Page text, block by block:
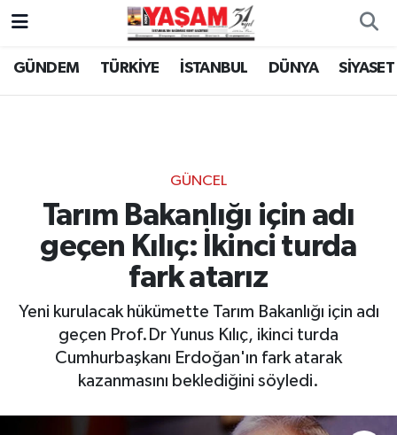
GÜNDEM TÜRKİYE İSTANBUL DÜNYA SİYASET
GÜNCEL
Tarım Bakanlığı için adı
geçen Kılıç: İkinci turda
fark atarız
Yeni kurulacak hükümette Tarım Bakanlığı için adı
geçen Prof.Dr Yunus Kılıç, ikinci turda
Cumhurbaşkanı Erdoğan'ın fark atarak
kazanmasını beklediğini söyledi.